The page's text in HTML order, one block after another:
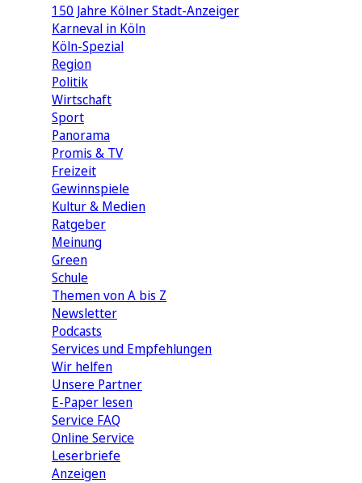
150 Jahre Kölner Stadt-Anzeiger
Karneval in Köln
Köln-Spezial
Region
Politik
Wirtschaft
Sport
Panorama
Promis & TV
Freizeit
Gewinnspiele
Kultur & Medien
Ratgeber
Meinung
Green
Schule
Themen von A bis Z
Newsletter
Podcasts
Services und Empfehlungen
Wir helfen
Unsere Partner
E-Paper lesen
Service FAQ
Online Service
Leserbriefe
Anzeigen